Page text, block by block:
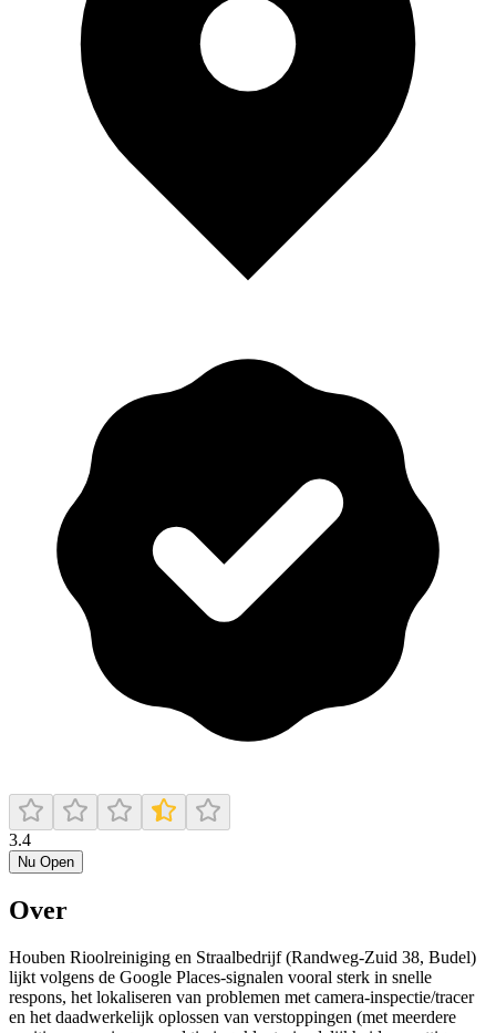
3.4
Nu Open
Over
Houben Rioolreiniging en Straalbedrijf (Randweg-Zuid 38, Budel)
lijkt volgens de Google Places-signalen vooral sterk in snelle
respons, het lokaliseren van problemen met camera-inspectie/tracer
en het daadwerkelijk oplossen van verstoppingen (met meerdere